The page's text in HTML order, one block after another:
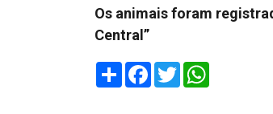
Os animais foram
Central”
ShareFacebook
Twitter